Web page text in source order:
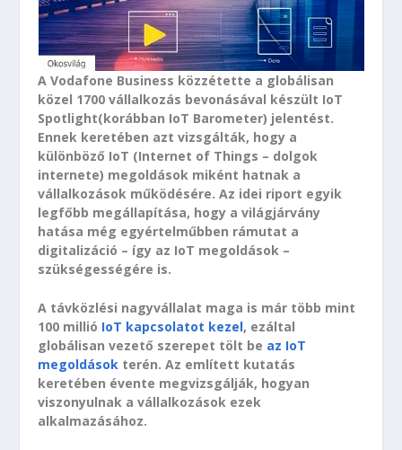
A Vodafone Business közzétette a globálisan
közel 1700 vállalkozás bevonásával készült IoT
Spotlight(korábban IoT Barometer) jelentést.
Ennek keretében azt vizsgálták, hogy a
különböző IoT (Internet of Things – dolgok
internete) megoldások miként hatnak a
vállalkozások működésére. Az idei riport egyik
legfőbb megállapítása, hogy a világjárvány
hatása még egyértelműbben rámutat a
digitalizáció – így az IoT megoldások –
szükségességére is.
A távközlési nagyvállalat maga is már több mint
100 millió IoT kapcsolatot kezel, ezáltal
globálisan vezető szerepet tölt be az IoT
megoldások terén. Az említett kutatás
keretében évente megvizsgálják, hogyan
viszonyulnak a vállalkozások ezek
alkalmazásához.